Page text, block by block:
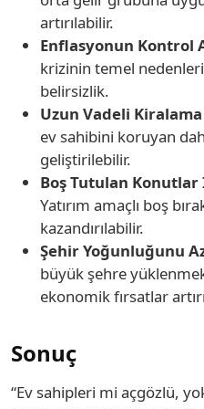
artırılabilir.
Enflasyonun Kontrol
krizinin temel
belirsizlik.
Uzun Vadeli
ev sahibini koruyan
geliştirilebilir.
Boş Tutulan
Yatırım amaçlı boş
kazandırılabilir.
Şehir Yoğunluğunu
büyük şehre
ekonomik fırsatlar
Sonuç
“Ev sahipleri mi açgözlü,